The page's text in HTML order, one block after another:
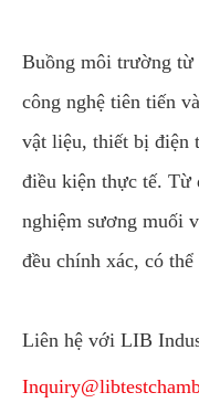
Buồng môi trường từ
công nghệ tiên tiến
vật liệu, thiết bị điện
điều kiện thực tế. Từ
nghiệm sương muối
đều chính xác, có
Liên hệ với LIB